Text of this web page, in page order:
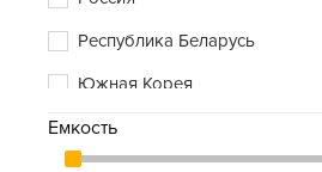
Республика Беларусь
Южная Корея
Емкость